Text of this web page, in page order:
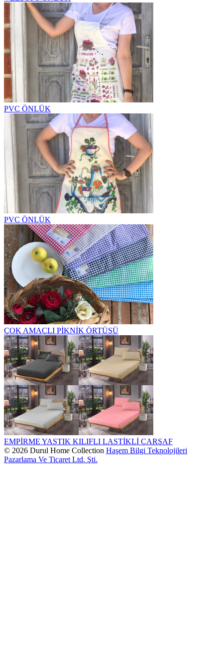
PVC ÖNLÜK
PVC ÖNLÜK
ÇOK AMAÇLI PİKNİK ÖRTÜSÜ
EMPİRME YASTIK KILIFLI LASTİKLİ ÇARŞAF
© 2026 Durul Home Collection Haşem Bilgi Teknolojileri
Pazarlama Ve Ticaret Ltd. Şti.